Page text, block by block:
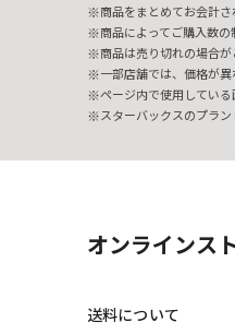
商品をまとめてお会計
商品によってご購入数の
商品は売り切れの場合が
一部店舗では、価格が
ページ内で使用している
スターバックスのプラ
オンラインス
送料について